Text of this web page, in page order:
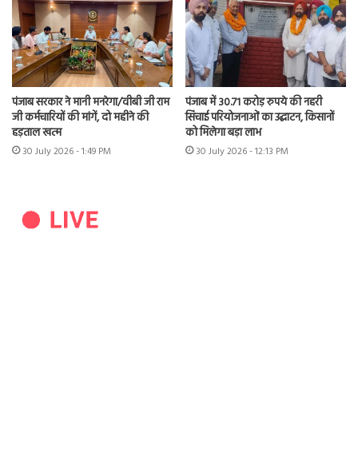
पंजाब सरकार ने मानी मनरेगा/वीबी जी राम
जी कर्मचारियों की मांगें, दो महीने की
हड़ताल खत्म
30 July 2026 - 1:49 PM
पंजाब में 30.71 करोड़ रुपये की नहरी
सिंचाई परियोजनाओं का उद्घाटन, किसानों
को मिलेगा बड़ा लाभ
30 July 2026 - 12:13 PM